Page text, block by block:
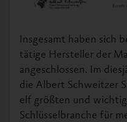
Insgesamt haben sich
tätige Hersteller der
angeschlossen. Im
die Albert Schweitzer
elf größten und
Schlüsselbranche für